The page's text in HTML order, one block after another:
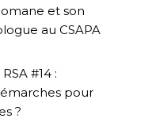
et son
au CSAPA
#14 :
pour
?